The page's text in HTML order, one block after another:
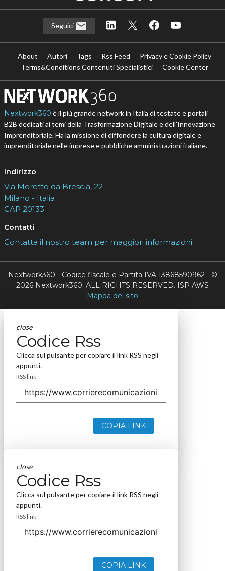
Seguici
About Autori Tags Rss Feed
Privacy e Cookie Policy
Terms&Conditions Contenuti Specialistici
Cookie Center
Nextwork360 è il più grande network in Italia di testate e portali
B2B dedicati ai temi della Trasformazione Digitale e dell’Innovazione
Imprenditoriale. Ha la missione di diffondere la cultura digitale e
imprenditoriale nelle imprese e pubbliche amministrazioni italiane.
Indirizzo
Via Moretto da Brescia, 22
Milano - Italia
CAP 20133
Contatti
Contatta il nostro team per maggiori informazioni
Nextwork360 - Codice fiscale e Partita IVA 13868590962 - ©
2026 Nextwork360. ALL RIGHTS RESERVED. ISP AWS
Mappa del sito
close
Codice Rss
Clicca sul pulsante per copiare il link RSS negli
appunti.
RSS link
COPIA LINK
close
Codice Rss
Clicca sul pulsante per copiare il link RSS negli
appunti.
RSS link
COPIA LINK